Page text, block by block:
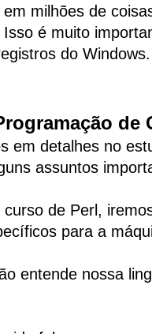
milhões de
é muito
do Windows.
de
em detalhes no
assuntos
de Perl,
para a
entende nossa